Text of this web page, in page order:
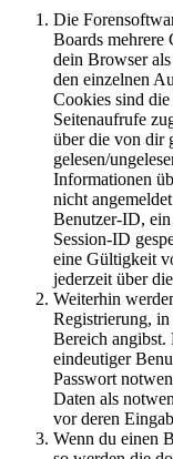
Die
Boards mehrere
dein Browser
den einzelnen
Cookies sind
Seitenaufrufe
über die von dir
gelesen/
Informationen
nicht
Benutzer-ID,
Session-ID
eine Gültigkeit
jederzeit über
Weiterhin
Registrierung,
Bereich angibst.
eindeutiger
Passwort
Daten als
vor deren
Wenn du einen